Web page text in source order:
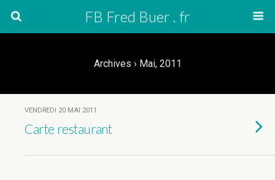
FB Fred Buer . fr
Archives › Mai, 2011
VENDREDI 20 MAI 2011
Carte restaurant